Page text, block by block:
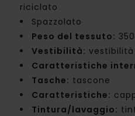
riciclato
Spazzolato
Peso del tessuto:
Vestibilità:
Caratteristiche
Tasche: tascone
Caratteristiche:
Tintura/lavaggio: